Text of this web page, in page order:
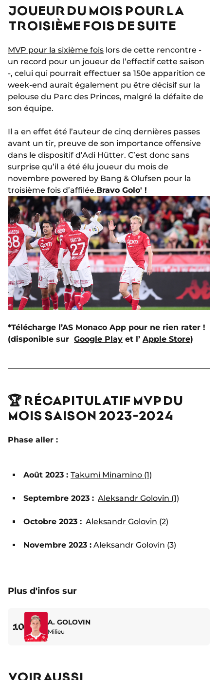
JOUEUR DU MOIS POUR LA
TROISIÈME FOIS DE SUITE
MVP pour la sixième fois lors de cette rencontre -
un record pour un joueur de l’effectif cette saison
-, celui qui pourrait effectuer sa 150e apparition ce
week-end aurait également pu être décisif sur la
pelouse du Parc des Princes, malgré la défaite de
son équipe.
Il a en effet été l’auteur de cinq dernières passes
avant un tir, preuve de son importance offensive
dans le dispositif d’Adi Hütter. C’est donc sans
surprise qu’il a été élu joueur du mois de
novembre powered by Bang & Olufsen pour la
troisième fois d’affilée.Bravo Golo' !
*Télécharge l’AS Monaco App pour ne rien rater !
(disponible sur Google Play et l’ Apple Store)
🏆 RÉCAPITULATIF MVP DU
MOIS SAISON 2023-2024
Phase aller :
Août 2023 : Takumi Minamino (1)
Septembre 2023 : Aleksandr Golovin (1)
Octobre 2023 : Aleksandr Golovin (2)
Novembre 2023 : Aleksandr Golovin (3)
Plus d'infos sur
10 A. GOLOVIN
Milieu
VOIR AUSSI